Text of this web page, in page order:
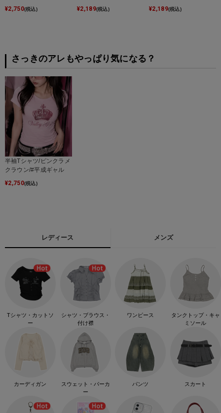
¥2,750(税込)
¥2,189(税込)
¥2,189(税込)
さっきのアレもやっぱり気になる？
半袖Tシャツ/ピンクラメ
クラウン/#平成ギャル
¥2,750(税込)
レディース メンズ
Tシャツ・カットソ
ー
シャツ・ブラウス・
付け襟
ワンピース
タンクトップ・キャ
ミソール
カーディガン
スウェット・パーカ
ー
パンツ スカート